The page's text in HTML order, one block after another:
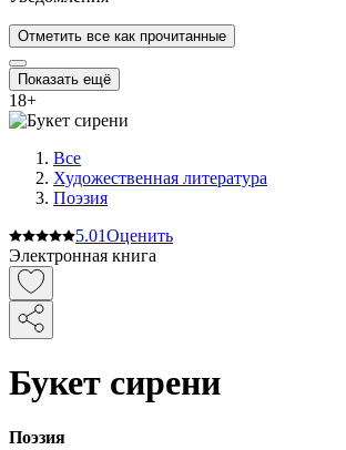
Отметить все как прочитанные
Показать ещё
18+
Все
Художественная литература
Поэзия
5.01Оценить
Электронная книга
Букет сирени
Поэзия